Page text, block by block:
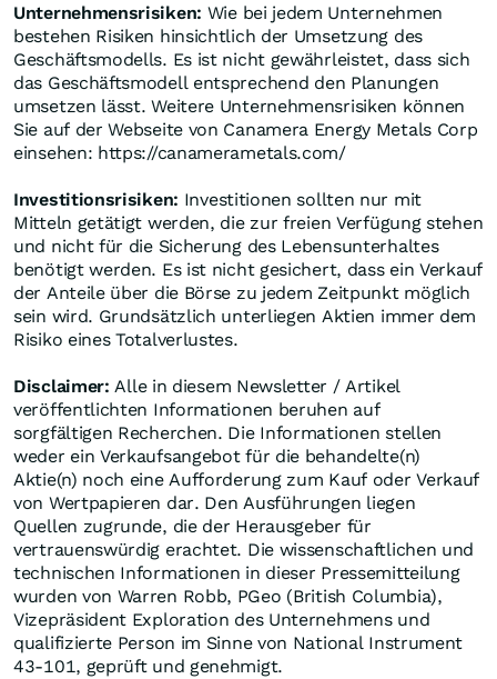
Unternehmensrisiken: Wie bei jedem Unternehmen
bestehen Risiken hinsichtlich der Umsetzung des
Geschäftsmodells. Es ist nicht gewährleistet, dass sich
das Geschäftsmodell entsprechend den Planungen
umsetzen lässt. Weitere Unternehmensrisiken können
Sie auf der Webseite von Canamera Energy Metals Corp
einsehen: https://canamerametals.com/
Investitionsrisiken: Investitionen sollten nur mit
Mitteln getätigt werden, die zur freien Verfügung stehen
und nicht für die Sicherung des Lebensunterhaltes
benötigt werden. Es ist nicht gesichert, dass ein Verkauf
der Anteile über die Börse zu jedem Zeitpunkt möglich
sein wird. Grundsätzlich unterliegen Aktien immer dem
Risiko eines Totalverlustes.
Disclaimer: Alle in diesem Newsletter / Artikel
veröffentlichten Informationen beruhen auf
sorgfältigen Recherchen. Die Informationen stellen
weder ein Verkaufsangebot für die behandelte(n)
Aktie(n) noch eine Aufforderung zum Kauf oder Verkauf
von Wertpapieren dar. Den Ausführungen liegen
Quellen zugrunde, die der Herausgeber für
vertrauenswürdig erachtet. Die wissenschaftlichen und
technischen Informationen in dieser Pressemitteilung
wurden von Warren Robb, PGeo (British Columbia),
Vizepräsident Exploration des Unternehmens und
qualifizierte Person im Sinne von National Instrument
43-101, geprüft und genehmigt.